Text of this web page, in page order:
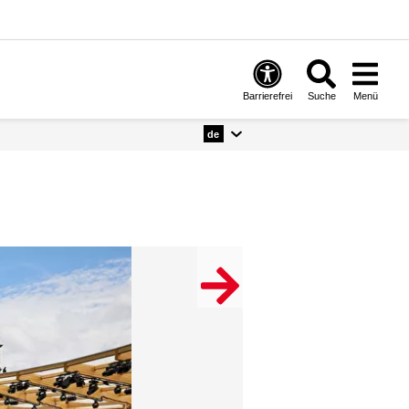
Barrierefrei Suche Menü
de